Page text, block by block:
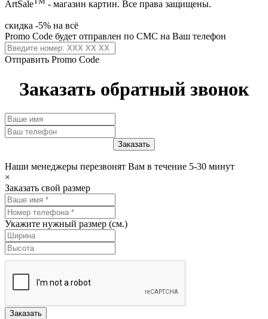
ArtSale
- магазин картин. Все права защищены.
скидка -5% на всё
Promo Code будет отправлен по СМС на Ваш телефон
Отправить Promo Code
Заказать обратный звонок
Наши менеджеры перезвонят Вам в течение 5-30 минут
×
Заказать свой размер
Укажите нужный размер (см.)
Заказать